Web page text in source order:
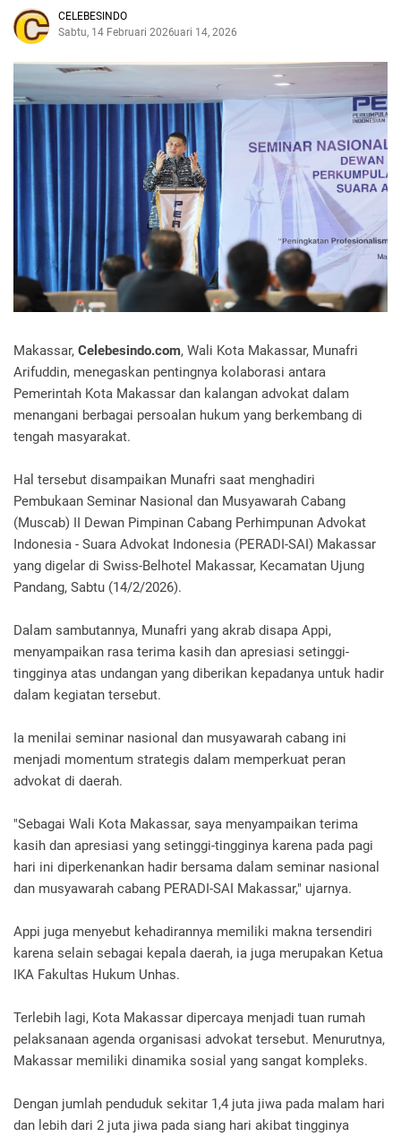
CELEBESINDO
Sabtu, 14 Februari 2026Februari 14, 2026
Makassar, Celebesindo.com, Wali Kota Makassar, Munafri
Arifuddin, menegaskan pentingnya kolaborasi antara
Pemerintah Kota Makassar dan kalangan advokat dalam
menangani berbagai persoalan hukum yang berkembang di
tengah masyarakat.
Hal tersebut disampaikan Munafri saat menghadiri
Pembukaan Seminar Nasional dan Musyawarah Cabang
(Muscab) II Dewan Pimpinan Cabang Perhimpunan Advokat
Indonesia - Suara Advokat Indonesia (PERADI-SAI) Makassar
yang digelar di Swiss-Belhotel Makassar, Kecamatan Ujung
Pandang, Sabtu (14/2/2026).
Dalam sambutannya, Munafri yang akrab disapa Appi,
menyampaikan rasa terima kasih dan apresiasi setinggi-
tingginya atas undangan yang diberikan kepadanya untuk hadir
dalam kegiatan tersebut.
Ia menilai seminar nasional dan musyawarah cabang ini
menjadi momentum strategis dalam memperkuat peran
advokat di daerah.
"Sebagai Wali Kota Makassar, saya menyampaikan terima
kasih dan apresiasi yang setinggi-tingginya karena pada pagi
hari ini diperkenankan hadir bersama dalam seminar nasional
dan musyawarah cabang PERADI-SAI Makassar," ujarnya.
Appi juga menyebut kehadirannya memiliki makna tersendiri
karena selain sebagai kepala daerah, ia juga merupakan Ketua
IKA Fakultas Hukum Unhas.
Terlebih lagi, Kota Makassar dipercaya menjadi tuan rumah
pelaksanaan agenda organisasi advokat tersebut. Menurutnya,
Makassar memiliki dinamika sosial yang sangat kompleks.
Dengan jumlah penduduk sekitar 1,4 juta jiwa pada malam hari
dan lebih dari 2 juta jiwa pada siang hari akibat tingginya